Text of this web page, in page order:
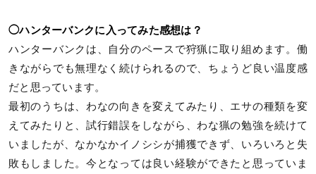
◯ハンターバンクに入ってみた感想は？
ハンターバンクは、自分のペースで狩猟に取り組めます。働
きながらでも無理なく続けられるので、ちょうど良い温度感
だと思っています。
最初のうちは、わなの向きを変えてみたり、エサの種類を変
えてみたりと、試行錯誤をしながら、わな猟の勉強を続けて
いましたが、なかなかイノシシが捕獲できず、いろいろと失
敗もしました。今となっては良い経験ができたと思っていま